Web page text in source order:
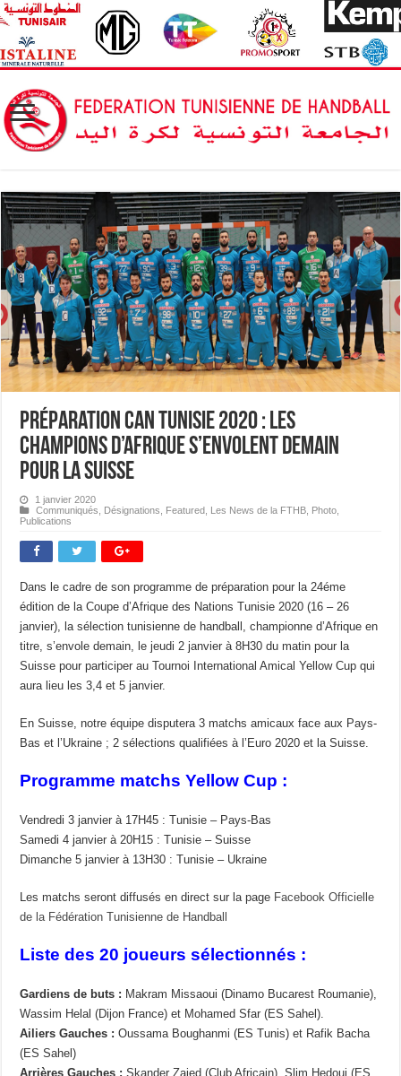
Préparation CAN Tunisie 2020 : Les
Champions d’Afrique s’envolent demain
pour la Suisse
1 janvier 2020
Communiqués
Désignations Featured Les News de la FTHB Photo
Publications
Dans le cadre de son programme de préparation pour la 24éme
édition de la Coupe d’Afrique des Nations Tunisie 2020 (16 – 26
janvier), la sélection tunisienne de handball, championne d’Afrique en
titre, s’envole demain, le jeudi 2 janvier à 8H30 du matin pour la
Suisse pour participer au Tournoi International Amical Yellow Cup qui
aura lieu les 3,4 et 5 janvier.
En Suisse, notre équipe disputera 3 matchs amicaux face aux Pays-
Bas et l’Ukraine ; 2 sélections qualifiées à l’Euro 2020 et la Suisse.
Programme matchs Yellow Cup :
Vendredi 3 janvier à 17H45 : Tunisie – Pays-Bas
Samedi 4 janvier à 20H15 : Tunisie – Suisse
Dimanche 5 janvier à 13H30 : Tunisie – Ukraine
Les matchs seront diffusés en direct sur la page Facebook Officielle
de la Fédération Tunisienne de Handball
Liste des 20 joueurs sélectionnés :
Gardiens de buts : Makram Missaoui (Dinamo Bucarest Roumanie),
Wassim Helal (Dijon France) et Mohamed Sfar (ES Sahel).
Ailiers Gauches : Oussama Boughanmi (ES Tunis) et Rafik Bacha
(ES Sahel)
Arrières Gauches : Skander Zaied (Club Africain), Slim Hedoui (ES